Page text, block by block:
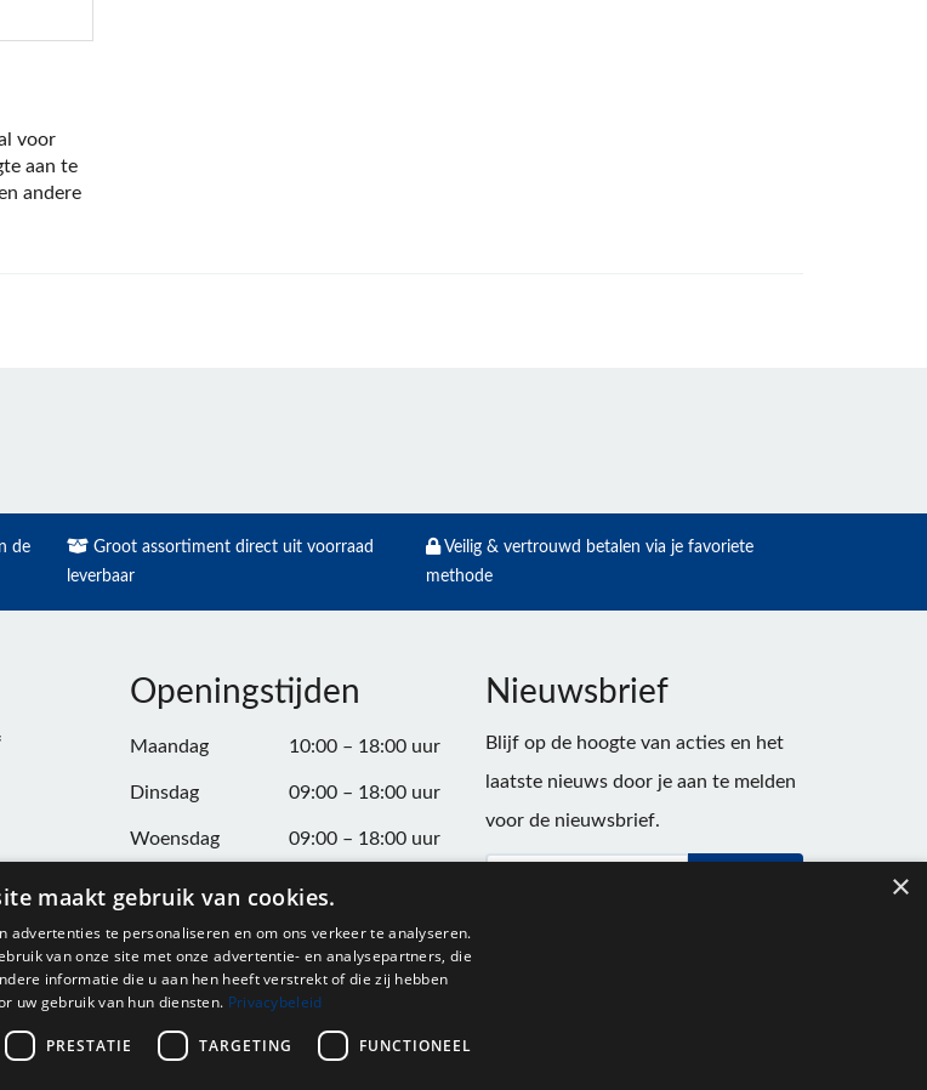
voor
aan te
andere
de
Groot assortiment direct uit voorraad
leverbaar
Veilig & vertrouwd betalen via je favoriete
methode
Openingstijden
Maandag 10:00 – 18:00 uur
Dinsdag 09:00 – 18:00 uur
Woensdag 09:00 – 18:00 uur
Donderdag 09:00 – 20:00 uur
Vrijdag 09:00 – 18:00 uur
Zaterdag 09:00 – 17:00 uur
Nieuwsbrief
Blijf op de hoogte van acties en het
laatste nieuws door je aan te melden
voor de nieuwsbrief.
×
maakt gebruik van cookies.
advertenties te personaliseren en om ons verkeer te analyseren.
van onze site met onze advertentie- en analysepartners, die
informatie die u aan hen heeft verstrekt of die zij hebben
uw gebruik van hun diensten. Privacybeleid
PRESTATIE TARGETING FUNCTIONEEL